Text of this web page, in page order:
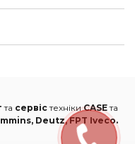
та сервістехнікиCASEта
Deutz, FPT Iveco.